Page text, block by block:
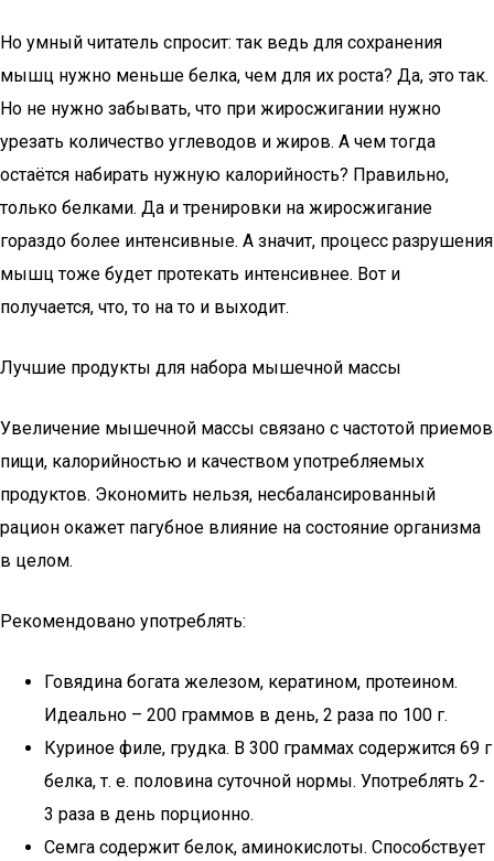
Но умный читатель спросит: так ведь для сохранения
мышц нужно меньше белка, чем для их роста? Да, это так.
Но не нужно забывать, что при жиросжигании нужно
урезать количество углеводов и жиров. А чем тогда
остаётся набирать нужную калорийность? Правильно,
только белками. Да и тренировки на жиросжигание
гораздо более интенсивные. А значит, процесс разрушения
мышц тоже будет протекать интенсивнее. Вот и
получается, что, то на то и выходит.
Лучшие продукты для набора мышечной массы
Увеличение мышечной массы связано с частотой приемов
пищи, калорийностью и качеством употребляемых
продуктов. Экономить нельзя, несбалансированный
рацион окажет пагубное влияние на состояние организма
в целом.
Рекомендовано употреблять:
Говядина богата железом, кератином, протеином.
Идеально – 200 граммов в день, 2 раза по 100 г.
Куриное филе, грудка. В 300 граммах содержится 69 г
белка, т. е. половина суточной нормы. Употреблять 2-
3 раза в день порционно.
Семга содержит белок, аминокислоты. Способствует